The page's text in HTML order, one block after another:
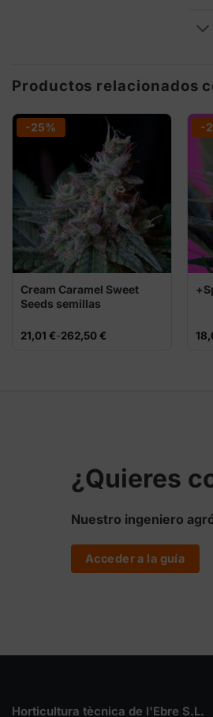
Productos relacionados
-25%
Cream Caramel Sweet
Seeds semillas
21,01 €-262,50€
Rango
-
¿Quieres
Nuestro ingeniero
Acceder a la guía
Horticultura tècnica de l'Ebre S.L.